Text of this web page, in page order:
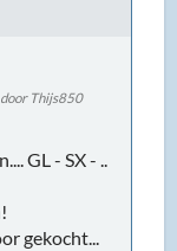
Thijs850
GL - SX - ..
gekocht...